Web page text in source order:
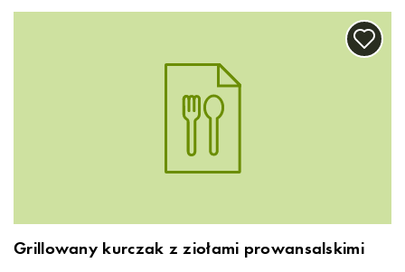
Grillowany kurczak z ziołami prowansalskimi